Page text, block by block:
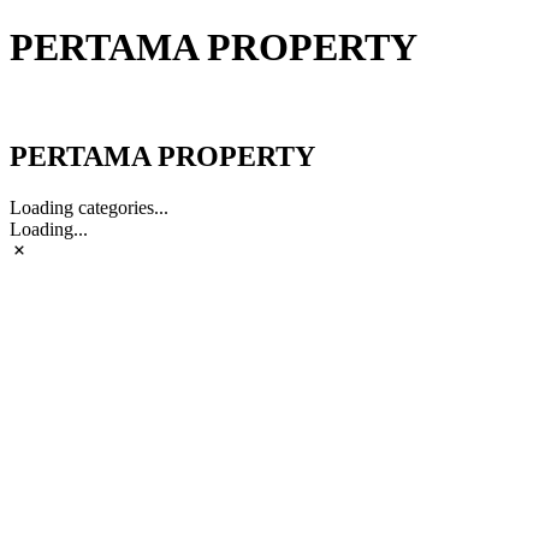
PERTAMA PROPERTY
PERTAMA PROPERTY
Loading categories...
Loading...